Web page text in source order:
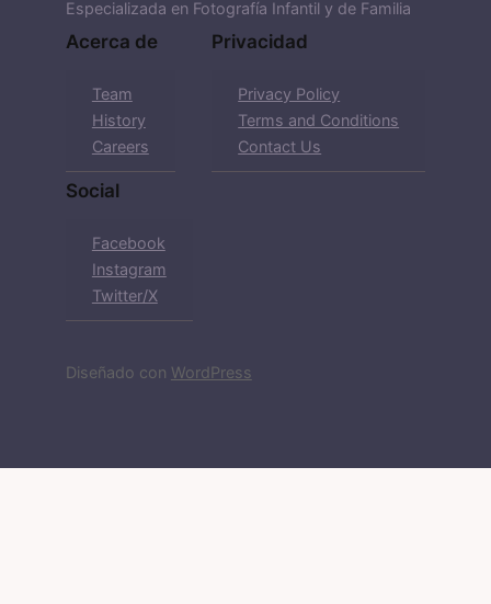
Especializada en Fotografía Infantil y de Familia
Acerca de
Team
History
Careers
Privacidad
Privacy Policy
Terms and Conditions
Contact Us
Social
Facebook
Instagram
Twitter/X
Diseñado con WordPress